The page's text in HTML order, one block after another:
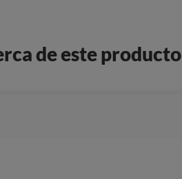
de este producto